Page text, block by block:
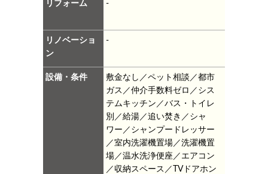
リフォーム -
リノベーショ
ン
-
設備・条件
敷金なし／ペット相談／都市
ガス／仲介手数料ゼロ／シス
テムキッチン／バス・トイレ
別／給湯／追い焚き／シャ
ワー／シャンプードレッサー
／室内洗濯機置場／洗濯機置
場／温水洗浄便座／エアコン
／収納スペース／TVドアホン